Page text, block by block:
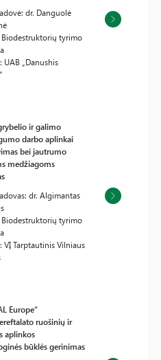
dr. Danguolė
Biodestruktorių tyrimo
UAB „Danushis
ir galimo
darbo aplinkai
bei jautrumo
medžiagoms
dr. Algimantas
Biodestruktorių tyrimo
VĮ Tarptautinis Vilniaus
Europe“
ruošinių ir
aplinkos
būklės gerinimas